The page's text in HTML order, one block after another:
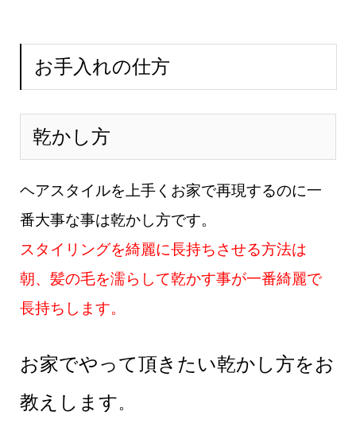
お手入れの仕方
乾かし方
ヘアスタイルを上手くお家で再現するのに一
番大事な事は乾かし方です。
スタイリングを綺麗に長持ちさせる方法は
朝、髪の毛を濡らして乾かす事が一番綺麗で
長持ちします。
お家でやって頂きたい乾かし方をお
教えします。